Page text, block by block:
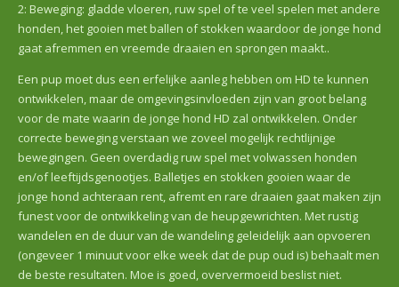
2: Beweging: gladde vloeren, ruw spel of te veel spelen met andere
honden, het gooien met ballen of stokken waardoor de jonge hond
gaat afremmen en vreemde draaien en sprongen maakt..
Een pup moet dus een erfelijke aanleg hebben om HD te kunnen
ontwikkelen, maar de omgevingsinvloeden zijn van groot belang
voor de mate waarin de jonge hond HD zal ontwikkelen. Onder
correcte beweging verstaan we zoveel mogelijk rechtlijnige
bewegingen. Geen overdadig ruw spel met volwassen honden
en/of leeftijdsgenootjes. Balletjes en stokken gooien waar de
jonge hond achteraan rent, afremt en rare draaien gaat maken zijn
funest voor de ontwikkeling van de heupgewrichten. Met rustig
wandelen en de duur van de wandeling geleidelijk aan opvoeren
(ongeveer 1 minuut voor elke week dat de pup oud is) behaalt men
de beste resultaten. Moe is goed, oververmoeid beslist niet.